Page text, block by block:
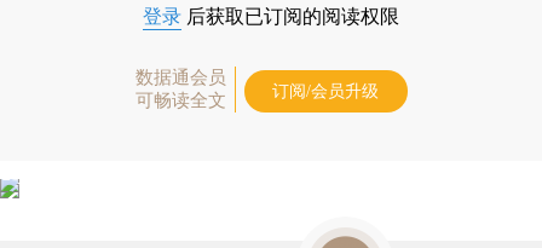
登录 后获取已订阅的阅读权限
数据通会员
可畅读全文
订阅/会员升级